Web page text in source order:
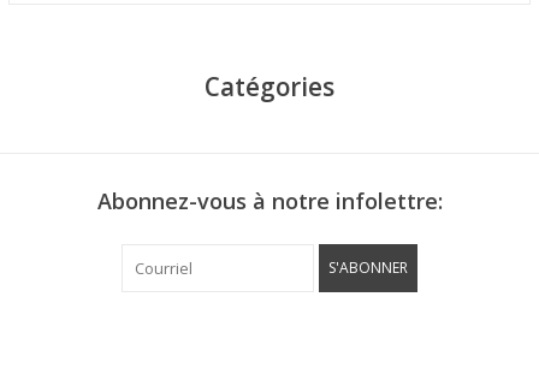
Catégories
Abonnez-vous à notre infolettre:
S'ABONNER